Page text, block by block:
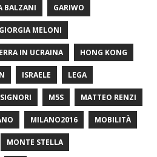
BALZANI GARIWO
GIORGIA MELONI
IN UCRAINA HONG KONG
ISRAELE LEGA
M5S MATTEO RENZI
MILANO2016 MOBILITÀ
MONTE STELLA